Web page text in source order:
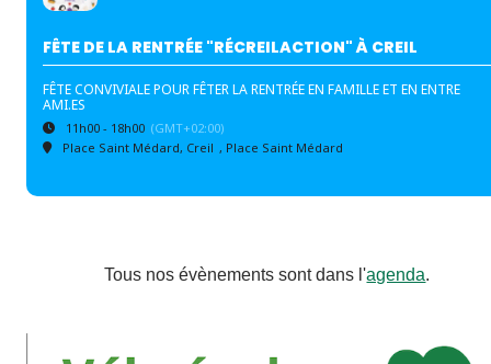
FÊTE DE LA RENTRÉE "RÉCREILACTION" À CREIL
FÊTE CONVIVIALE POUR FÊTER LA RENTRÉE EN FAMILLE ET EN ENTRE
AMI.ES
11h00 - 18h00 (GMT+02:00)
Place Saint Médard, Creil , Place Saint Médard
Tous nos évènements sont dans l'agenda.